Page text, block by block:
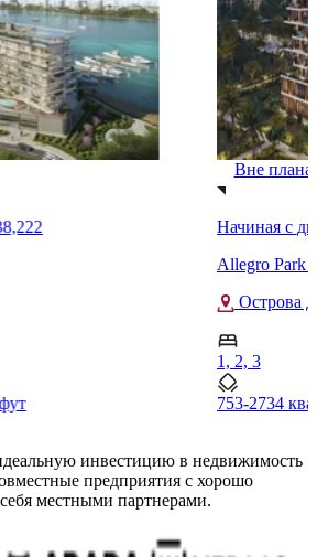
Вне плана
Начиная с
Allegro Park
Острова
1, 2, 3
753-2734
инвестицию в недвижимость
предприятия с хорошо
местными партнерами.